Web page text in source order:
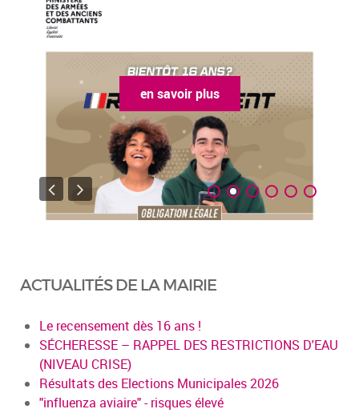
en savoir plus
ACTUALITÉS DE LA MAIRIE
Le recensement dès 16 ans !
SÉCHERESSE – RAPPEL DES RESTRICTIONS D'EAU
(NIVEAU CRISE)
Résultats des Elections Municipales 2026
"influenza aviaire" - risques élevé